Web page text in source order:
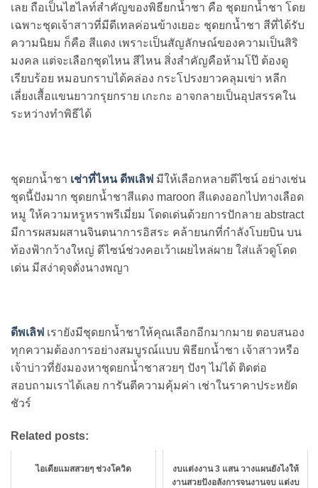
เลย ถือเป็นไฮไลท์สำคัญของพิธียกน้ำชา คือ ชุดยกน้ำชา โดย
เฉพาะชุดเจ้าสาวที่มีดีเทลค่อนข้างเยอะ ชุดยกน้ำชา สีที่ได้รับ
ความนิยม ก็คือ สีแดง เพราะเป็นสัญลักษณ์ของความเป็นสิริ
มงคล แต่จะเลือกชุดไหน สีไหน สิ่งสำคัญคือห้ามโป๊ ต้องดู
เรียบร้อย หมอบกราบได้คล่อง กระโปรงยาวคลุมเข่า หลีก
เลี่ยงเสื้อแขนยาวกรุยกราย เกะกะ อาจกลายเป็นอุปสรรคใน
ระหว่างทำพิธีได้
ชุดยกน้ำชา เช่าที่ไหน ดีพเลิฟ มีให้เลือกหลายดีไซน์ อย่างเช่น
ชุดนี้ปังมาก ชุดยกน้ำชาสีแดง maroon สีแดงออกไปทางเลือด
หมู ให้ความหรูหราพรีเมี่ยม โดดเด่นด้วยการปักลาย abstract
มีการผสมผสานจินตนาการอิสระ คล้ายนกที่กำลังโบยบิน บน
ท้องฟ้ากว้างใหญ่ ดีไซน์ช่วงคอเว้าเผยไหล่ผาย ใส่แล้วดูโดด
เด่น มีสง่าดุจดั่งนางพญา
ดีพเลิฟ เรายังมีชุดยกน้ำชาให้คุณเลือกอีกมากมาย ตอบสนอง
ทุกความต้องการอย่างสมบูรณ์แบบ พิธียกน้ำชา เจ้าสาวหรือ
เจ้าบ่าวที่ยังมองหาชุดยกน้ำชาสวยๆ ปังๆ ไม่ได้ ติดต่อ
สอบถามเราได้เลย การันตีความคุ้มค่า เช่าในราคาประหยัด
ชัวร์
Related posts:
ไอเดียแมสสวยๆ ช่วงโควิด
งบแต่งงาน 3 แสน วางแผนยังไงให้
งานสวยปังอลังการจนงานจบ แต่งบ